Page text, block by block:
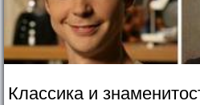
Классика и